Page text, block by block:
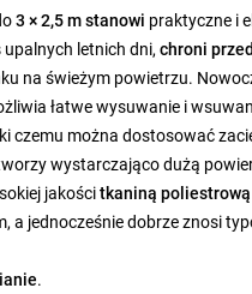
3 × 2,5 m stanowi praktyczne i
letnich dni, chroni
na świeżym powietrzu.
łatwe wysuwanie i
czemu można dostosować
wystarczająco dużą
jakościtkaniną poliestrową
a jednocześnie dobrze znosi
.